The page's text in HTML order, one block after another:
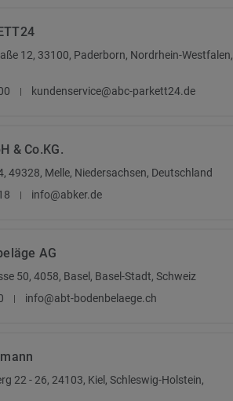
12, 33100, Paderborn, Nordrhein-Westfalen,
kundenservice@abc-parkett24.de
& Co.KG.
49328, Melle, Niedersachsen, Deutschland
info@abker.de
AG
50, 4058, Basel, Basel-Stadt, Schweiz
info@abt-bodenbelaege.ch
22 - 26, 24103, Kiel, Schleswig-Holstein,